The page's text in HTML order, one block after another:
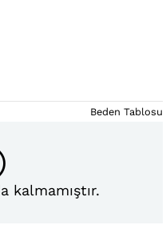
kalmamıştır.
Beden Tablosu